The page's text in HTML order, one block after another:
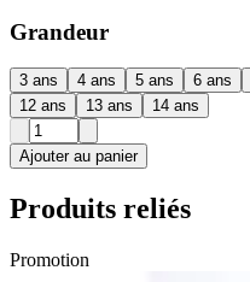
Grandeur
3 ans 4 ans 5 ans 6 ans
12 ans
13 ans 14 ans
Ajouter au panier
Produits reliés
Promotion